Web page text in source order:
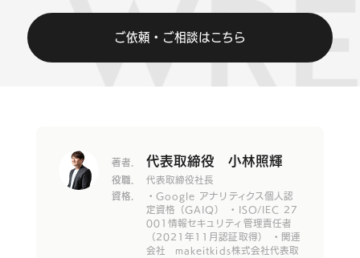
ご依頼・ご相談はこちら
著者. 代表取締役 小林照輝
役職.
代表取締役社長
資格.
・Google アナリティクス個人認
定資格（GAIQ） ・ISO/IEC 27
001情報セキュリティ管理責任者
（2021年11月認証取得） ・関連
会社 makeitkids株式会社代表取